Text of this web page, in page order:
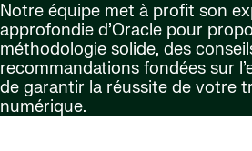
Notre équipe met à profit son
approfondie d’Oracle pour
méthodologie solide, des
recommandations fondées sur
de garantir la réussite de votre
numérique.